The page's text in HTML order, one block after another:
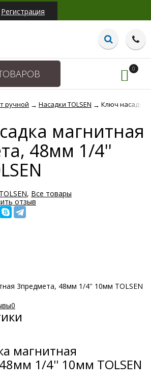
Регистрация
0
ручной → Насадки TOLSEN → Ключ насадка
магнитная
48мм 1/4''
, Все товары
отзыв
3предмета, 48мм 1/4'' 10мм TOLSEN
0
магнитная
1/4'' 10мм TOLSEN